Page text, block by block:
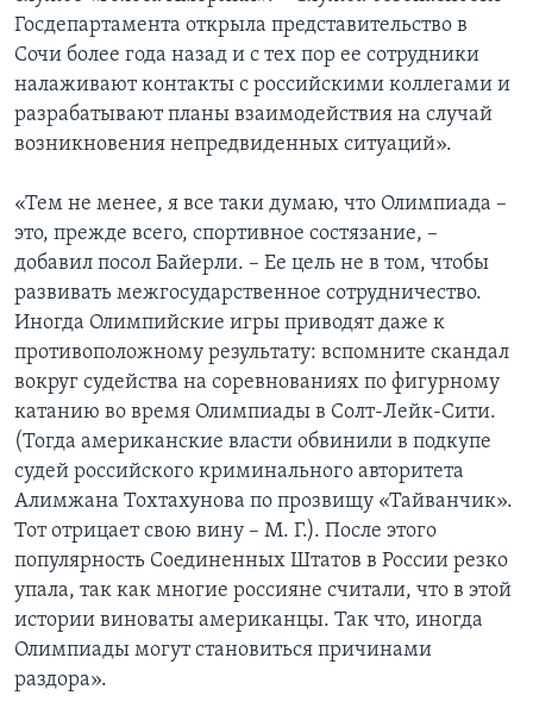
Госдепартамента открыла представительство в
Сочи более года назад и с тех пор ее сотрудники
налаживают контакты с российскими коллегами и
разрабатывают планы взаимодействия на случай
возникновения непредвиденных ситуаций».
«Тем не менее, я все таки думаю, что Олимпиада –
это, прежде всего, спортивное состязание, –
добавил посол Байерли. – Ее цель не в том, чтобы
развивать межгосударственное сотрудничество.
Иногда Олимпийские игры приводят даже к
противоположному результату: вспомните скандал
вокруг судейства на соревнованиях по фигурному
катанию во время Олимпиады в Солт-Лейк-Сити.
(Тогда американские власти обвинили в подкупе
судей российского криминального авторитета
Алимжана Тохтахунова по прозвищу «Тайванчик».
Тот отрицает свою вину – М. Г.). После этого
популярность Соединенных Штатов в России резко
упала, так как многие россияне считали, что в этой
истории виноваты американцы. Так что, иногда
Олимпиады могут становиться причинами
раздора».